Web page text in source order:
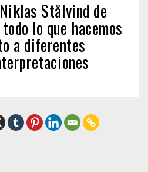
Stålvind de
lo que hacemos
a diferentes